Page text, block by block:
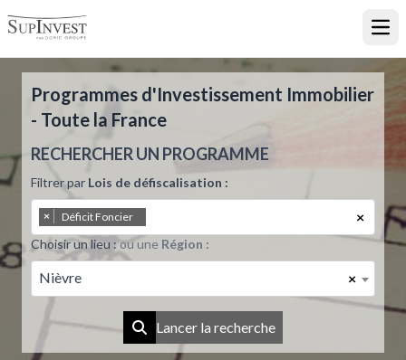
Programmes d'Investissement Immobilier
- Toute la France
RECHERCHER UN PROGRAMME
Filtrer par Lois de défiscalisation :
×
× Déficit Foncier
Choisir un lieu :ou une Région :
×
Nièvre
Lancer la recherche